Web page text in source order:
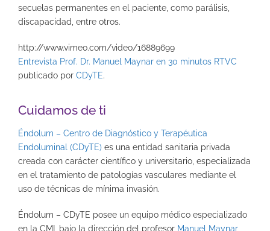
secuelas permanentes en el paciente, como parálisis,
discapacidad, entre otros.
http://www.vimeo.com/video/16889699
Entrevista Prof. Dr. Manuel Maynar en 30 minutos RTVC
publicado por CDyTE.
Cuidamos de ti
Éndolum – Centro de Diagnóstico y Terapéutica
Endoluminal (CDyTE) es una entidad sanitaria privada
creada con carácter científico y universitario, especializada
en el tratamiento de patologías vasculares mediante el
uso de técnicas de mínima invasión.
Éndolum – CDyTE posee un equipo médico especializado
en la CMI, bajo la dirección del profesor Manuel Maynar,